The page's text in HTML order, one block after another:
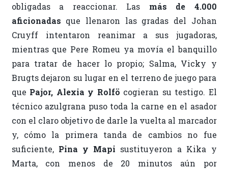
obligadas a reaccionar. Las más de 4.000
aficionadas que llenaron las gradas del Johan
Cruyff intentaron reanimar a sus jugadoras,
mientras que Pere Romeu ya movía el banquillo
para tratar de hacer lo propio; Salma, Vicky y
Brugts dejaron su lugar en el terreno de juego para
que Pajor, Alexia y Rolfö cogieran su testigo. El
técnico azulgrana puso toda la carne en el asador
con el claro objetivo de darle la vuelta al marcador
y, cómo la primera tanda de cambios no fue
suficiente, Pina y Mapi sustituyeron a Kika y
Marta, con menos de 20 minutos aún por